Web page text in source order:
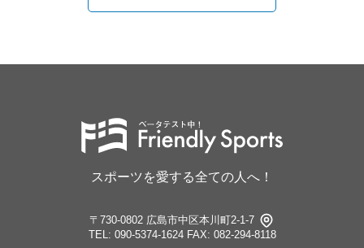
スポーツを愛する全ての人へ！
〒730-0802 広島市中区本川町2-1-7
TEL: 090-5374-1624 FAX: 082-294-8118